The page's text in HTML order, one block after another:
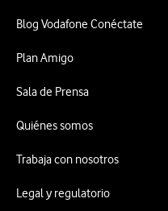
Blog Vodafone Conéctate
Plan Amigo
Sala de Prensa
Quiénes somos
Trabaja con nosotros
Legal y regulatorio